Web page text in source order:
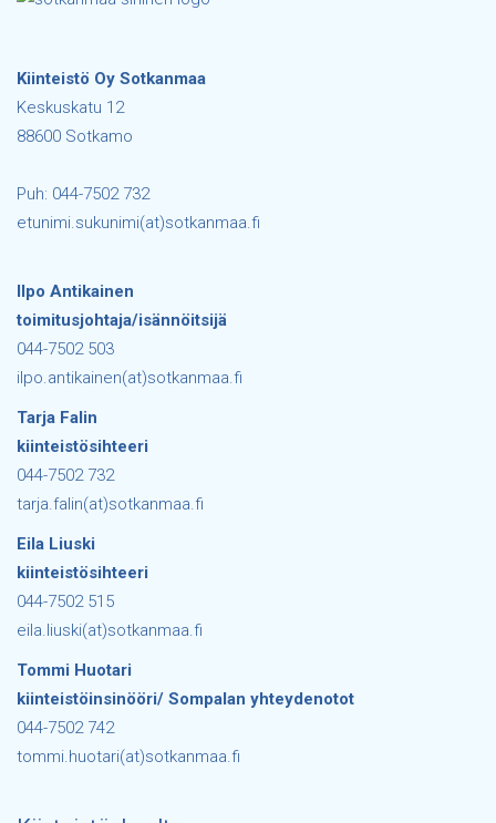
Kiinteistö Oy Sotkanmaa
Keskuskatu 12
88600 Sotkamo
Puh: 044-7502 732
etunimi.sukunimi(at)sotkanmaa.fi
Ilpo Antikainen
toimitusjohtaja/isännöitsijä
044-7502 503
ilpo.antikainen(at)sotkanmaa.fi
Tarja Falin
kiinteistösihteeri
044-7502 732
tarja.falin(at)sotkanmaa.fi
Eila Liuski
kiinteistösihteeri
044-7502 515
eila.liuski(at)sotkanmaa.fi
Tommi Huotari
kiinteistöinsinööri/ Sompalan yhteydenotot
044-7502 742
tommi.huotari(at)sotkanmaa.fi